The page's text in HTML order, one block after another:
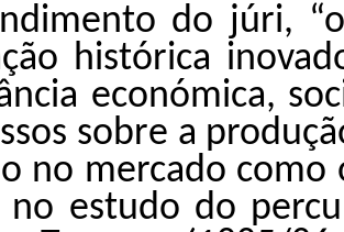
do júri,
histórica
económica,
sobre a
no mercado
no estudo do